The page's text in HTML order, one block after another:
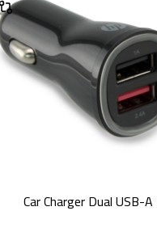
Car Charger Dual USB-